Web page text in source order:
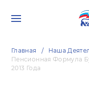
Главная Наша
Пенсионная Формула
2013 Года